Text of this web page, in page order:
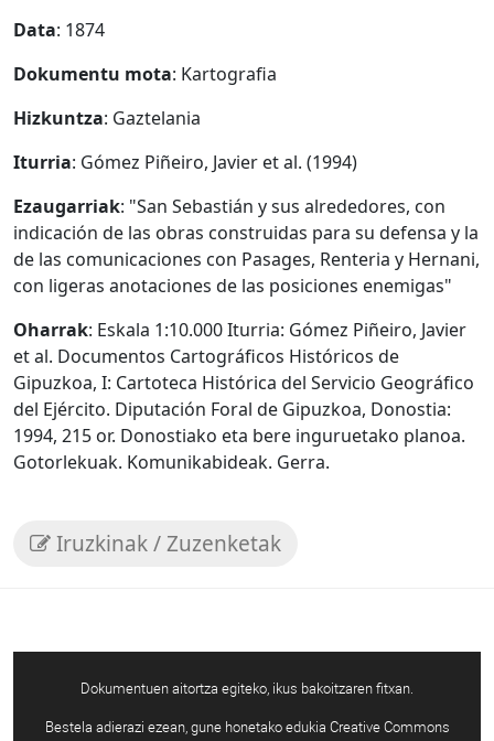
Data: 1874
Dokumentu mota: Kartografia
Hizkuntza: Gaztelania
Iturria: Gómez Piñeiro, Javier et al. (1994)
Ezaugarriak: "San Sebastián y sus alrededores, con
indicación de las obras construidas para su defensa y la
de las comunicaciones con Pasages, Renteria y Hernani,
con ligeras anotaciones de las posiciones enemigas"
Oharrak: Eskala 1:10.000 Iturria: Gómez Piñeiro, Javier
et al. Documentos Cartográficos Históricos de
Gipuzkoa, I: Cartoteca Histórica del Servicio Geográfico
del Ejército. Diputación Foral de Gipuzkoa, Donostia:
1994, 215 or. Donostiako eta bere inguruetako planoa.
Gotorlekuak. Komunikabideak. Gerra.
Iruzkinak / Zuzenketak
Dokumentuen aitortza egiteko, ikus bakoitzaren fitxan.
Bestela adierazi ezean, gune honetako edukia Creative Commons